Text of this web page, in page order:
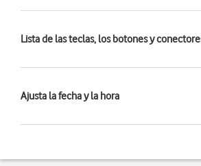
Lista de las teclas, los botones y
Ajusta la fecha y la hora